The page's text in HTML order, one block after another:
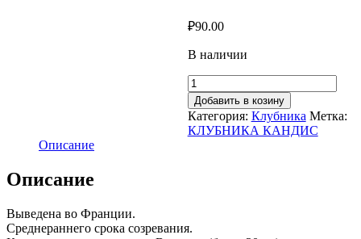
₽90.00
В наличии
Добавить в козину
Категория: Клубника Метка:
КЛУБНИКА КАНДИС
Описание
Описание
Выведена во Франции.
Среднераннего срока созревания.